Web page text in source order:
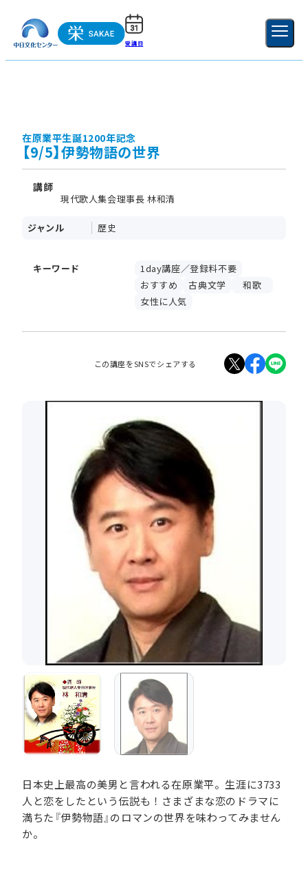
受講日 新規登録
在原業平生誕1200年記念
【9/5】伊勢物語の世界
講師
現代歌人集会理事長 林和清
ジャンル 歴史
キーワード
1day講座／登録料不要
おすすめ
古典文学
和歌
女性に人気
この講座をSNSでシェアする
日本史上最高の美男と言われる在原業平。生涯に3733
人と恋をしたという伝説も！さまざまな恋のドラマに
満ちた『伊勢物語』のロマンの世界を味わってみません
か。